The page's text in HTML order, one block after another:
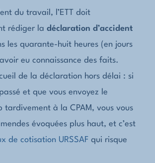
du travail, l’ETT doit
rédiger ladéclaration d’accident
les quarante-huit heures (en jours
eu connaissance des faits.
de la déclaration hors délai : si
et que vous envoyez le
tardivement à la CPAM, vous vous
évoquées plus haut, et c’est
de cotisation URSSAF qui risque